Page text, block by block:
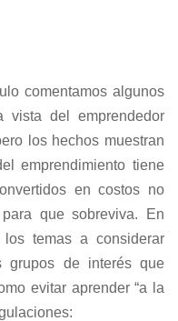
comentamos algunos
vista del emprendedor
los hechos muestran
emprendimiento tiene
en costos no
que sobreviva. En
los temas a considerar
grupos de interés que
evitar aprender “a la